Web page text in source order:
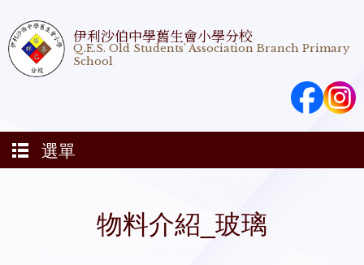
伊利沙伯中學舊生會小學分校
Q.E.S. Old Students' Association Branch Primary
School
選單
物料介紹_玻璃